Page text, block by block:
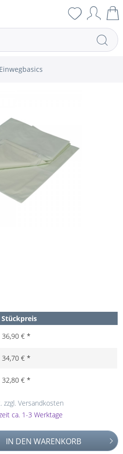
Stückpreis
36,90 € *
34,70 € *
32,80 € *
zzgl. Versandkosten
ca. 1-3 Werktage
IN DEN WARENKORB